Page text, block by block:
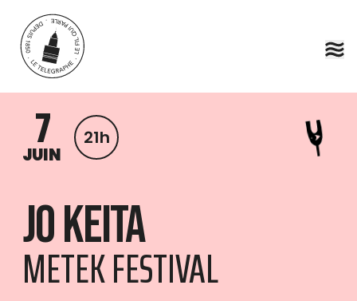
Aller au contenu principal
7
JUIN
21h
Jo Keita
METEK FESTIVAL